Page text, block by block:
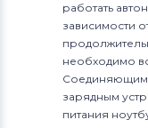
работать
зависимости
необходимо
Соединяющим
зарядным
питания